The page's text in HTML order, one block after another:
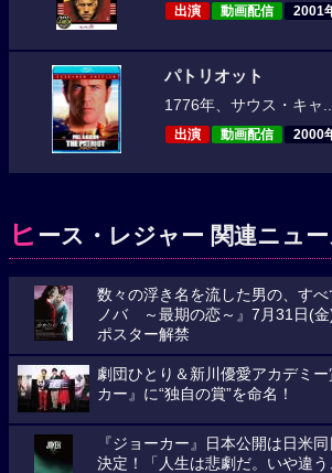
出演 動画配信 2001
パトリオット
1776年、サウス・キャ
出演 動画配信 2000
ヒ ース・レジャー 関連ニュ
数々の浮き名を流した男の、す
ノバ ～最期の恋～』7月31日(金
ポスター解禁
劇団ひとり＆新川優愛アカデミ
カー』に“独自の賞”を命名！
『ジョーカー』日本公開は日米
決定！「人生は悲劇だ。いや違